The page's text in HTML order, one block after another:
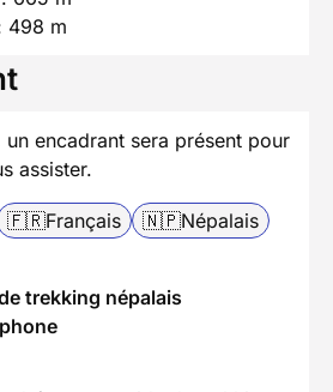
498 m
un encadrant sera présent pour
assister.
🇫🇷Français 🇳🇵Népalais
trekking népalais